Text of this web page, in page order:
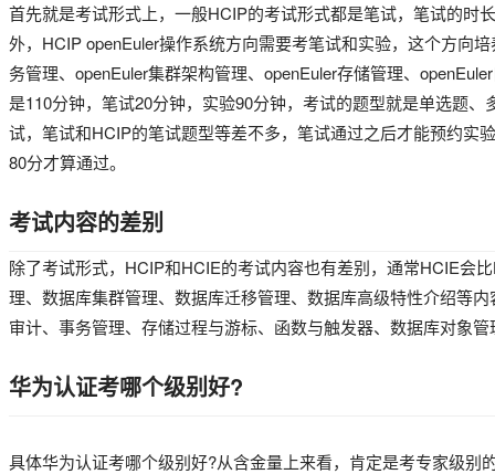
首先就是考试形式上，一般HCIP的考试形式都是笔试，笔试的时
外，HCIP openEuler操作系统方向需要考笔试和实验，这个方向
务管理、openEuler集群架构管理、openEuler存储管理、
是110分钟，笔试20分钟，实验90分钟，考试的题型就是单选题
试，笔试和HCIP的笔试题型等差不多，笔试通过之后才能预约实
80分才算通过。
考试内容的差别
除了考试形式，HCIP和HCIE的考试内容也有差别，通常HCIE会
理、数据库集群管理、数据库迁移管理、数据库高级特性介绍等
审计、事务管理、存储过程与游标、函数与触发器、数据库对象
华为认证考哪个级别好?
具体华为认证考哪个级别好?从含金量上来看，肯定是考专家级